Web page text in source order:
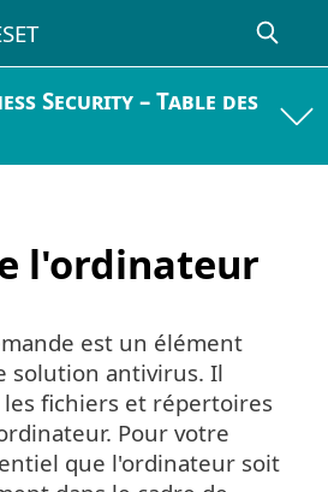
Security – Table des
l'ordinateur
est un élément
solution antivirus. Il
fichiers et répertoires
Pour votre
que l'ordinateur soit